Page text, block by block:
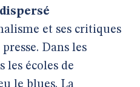
et ses critiques
Dans les
les écoles de
le blues. La